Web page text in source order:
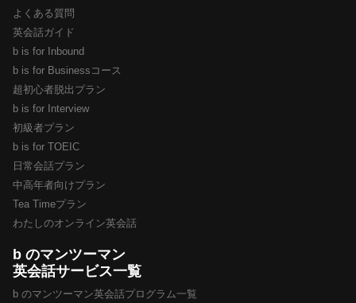
よくある質問
英会話ガイド
b is for Inbound
b is for Businessコース
超初心者脱出プラン
b is for Interview
初級者プラン
b is for TOEIC
日常会話プラン
中高年者向けプラン
Tea Timeプラン
わたしのオンライン英会話
b のマンツーマン
英会話サービス一覧
b のマンツーマン英会話プログラム一覧